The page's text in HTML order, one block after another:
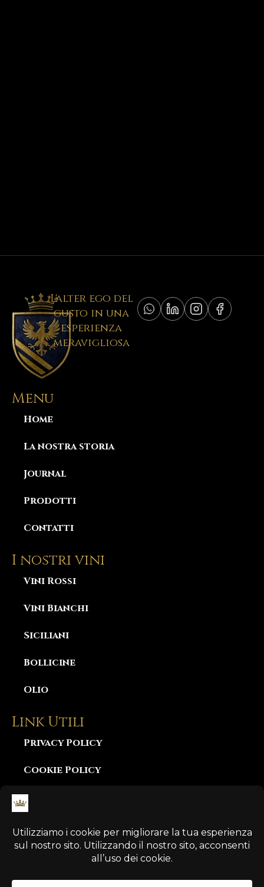
L'alter ego del
gusto in una
esperienza
meravigliosa
Menu
Home
La nostra storia
Journal
Prodotti
Contatti
I nostri vini
Vini Rossi
Vini Bianchi
Siciliani
Bollicine
Olio
Link Utili
Privacy Policy
Cookie Policy
Consegna e Garanzia
Pagamento Sicuro